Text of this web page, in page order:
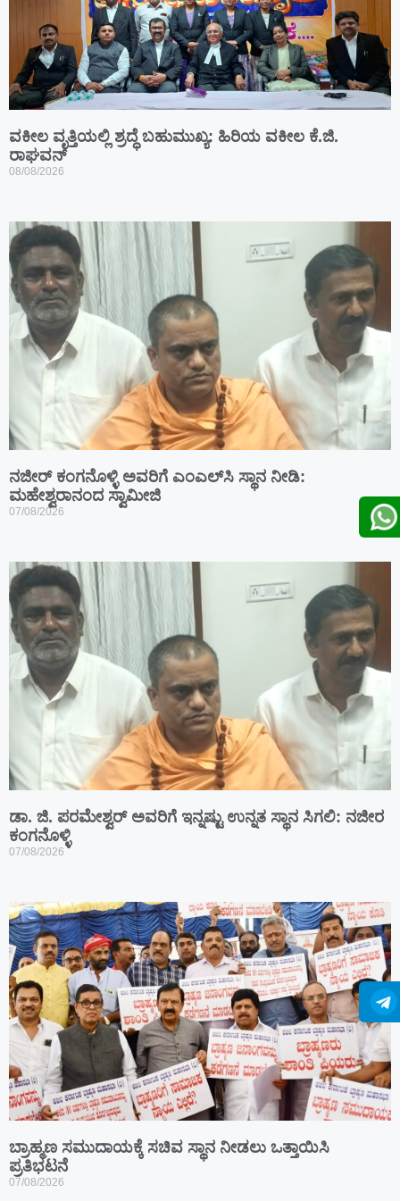
ವಕೀಲ ವೃತ್ತಿಯಲ್ಲಿ ಶ್ರದ್ಧೆ ಬಹುಮುಖ್ಯ: ಹಿರಿಯ ವಕೀಲ ಕೆ.ಜಿ.
ರಾಘವನ್
08/08/2026
ನಜೀರ್ ಕಂಗನೊಳ್ಳಿ ಅವರಿಗೆ ಎಂಎಲ್‌ಸಿ ಸ್ಥಾನ ನೀಡಿ:
ಮಹೇಶ್ವರಾನಂದ ಸ್ವಾಮೀಜಿ
07/08/2026
ಡಾ. ಜಿ. ಪರಮೇಶ್ವರ್ ಅವರಿಗೆ ಇನ್ನಷ್ಟು ಉನ್ನತ ಸ್ಥಾನ ಸಿಗಲಿ: ನಜೀರ
ಕಂಗನೊಳ್ಳಿ
07/08/2026
ಬ್ರಾಹ್ಮಣ ಸಮುದಾಯಕ್ಕೆ ಸಚಿವ ಸ್ಥಾನ ನೀಡಲು ಒತ್ತಾಯಿಸಿ
ಪ್ರತಿಭಟನೆ
07/08/2026